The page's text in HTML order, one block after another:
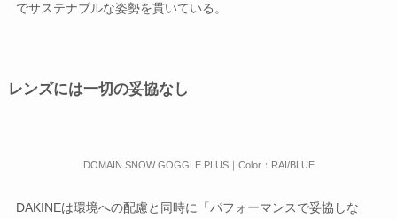
でサステナブルな姿勢を貫いている。
レンズには一切の妥協なし
DOMAIN SNOW GOGGLE PLUS｜Color：RAI/BLUE
DAKINEは環境への配慮と同時に「パフォーマンスで妥協しな